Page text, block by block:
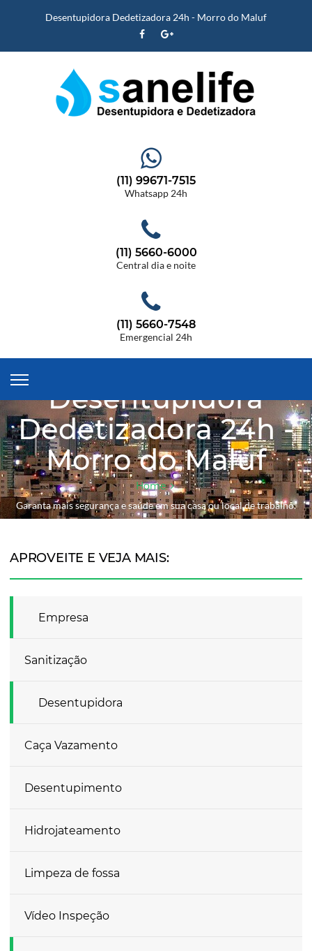
Desentupidora Dedetizadora 24h - Morro do Maluf
(11) 99671-7515
Whatsapp 24h
(11) 5660-6000
Central dia e noite
(11) 5660-7548
Emergencial 24h
Desentupidora
Dedetizadora 24h -
Morro do Maluf
Home
Garanta mais segurança e saúde em sua casa ou local de trabalho.
APROVEITE E VEJA MAIS:
Empresa
Sanitização
Desentupidora
Caça Vazamento
Desentupimento
Hidrojateamento
Limpeza de fossa
Vídeo Inspeção